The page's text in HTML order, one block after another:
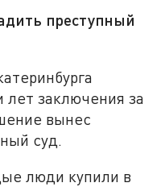
преступный
лет заключения за
вынес
суд.
люди купили в